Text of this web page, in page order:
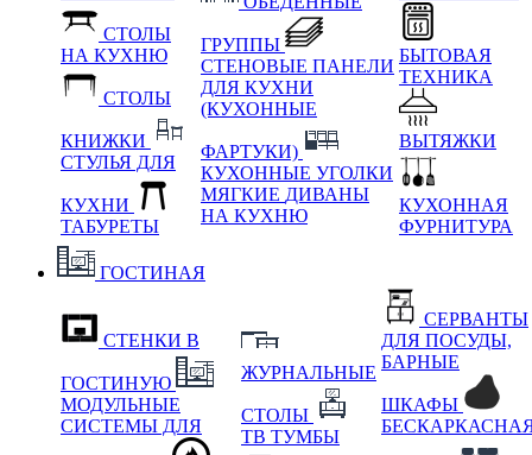
СТОЛЫ
НА КУХНЮ
СТОЛЫ
КНИЖКИ
СТУЛЬЯ ДЛЯ
КУХНИ
ТАБУРЕТЫ
ГРУППЫ
СТЕНОВЫЕ ПАНЕЛИ
ДЛЯ КУХНИ
(КУХОННЫЕ
ФАРТУКИ)
КУХОННЫЕ УГОЛКИ
МЯГКИЕ ДИВАНЫ
НА КУХНЮ
БЫТОВАЯ
ТЕХНИКА
ВЫТЯЖКИ
КУХОННАЯ
ФУРНИТУРА
ГОСТИНАЯ
СТЕНКИ В
ГОСТИНУЮ
МОДУЛЬНЫЕ
СИСТЕМЫ ДЛЯ
ЖУРНАЛЬНЫЕ
СТОЛЫ
ТВ ТУМБЫ
СЕРВАНТЫ
ДЛЯ ПОСУДЫ,
БАРНЫЕ
ШКАФЫ